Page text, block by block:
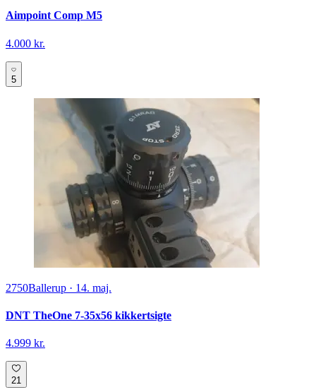
Aimpoint Comp M5
4.000 kr.
5
2750Ballerup · 14. maj.
DNT TheOne 7-35x56 kikkertsigte
4.999 kr.
21